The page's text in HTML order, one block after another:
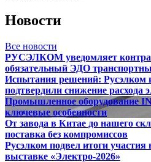
Новости
Все новости
РУСЭЛКОМ уведомляет
обязательный ЭДО
Испытания решений: Русэлком
подтвердили снижение расхода
Промышленное оборудование
ключевые особенности
От завода в Китае до нашего
поставка без компромиссов
Русэлком подвел итоги
выставке «Электро-2026»